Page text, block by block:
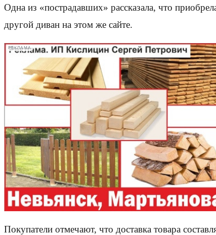
Одна из «пострадавших» рассказала, что
другой диван на этом же сайте.
РЕКЛАМА
Покупатели отмечают, что доставка товара